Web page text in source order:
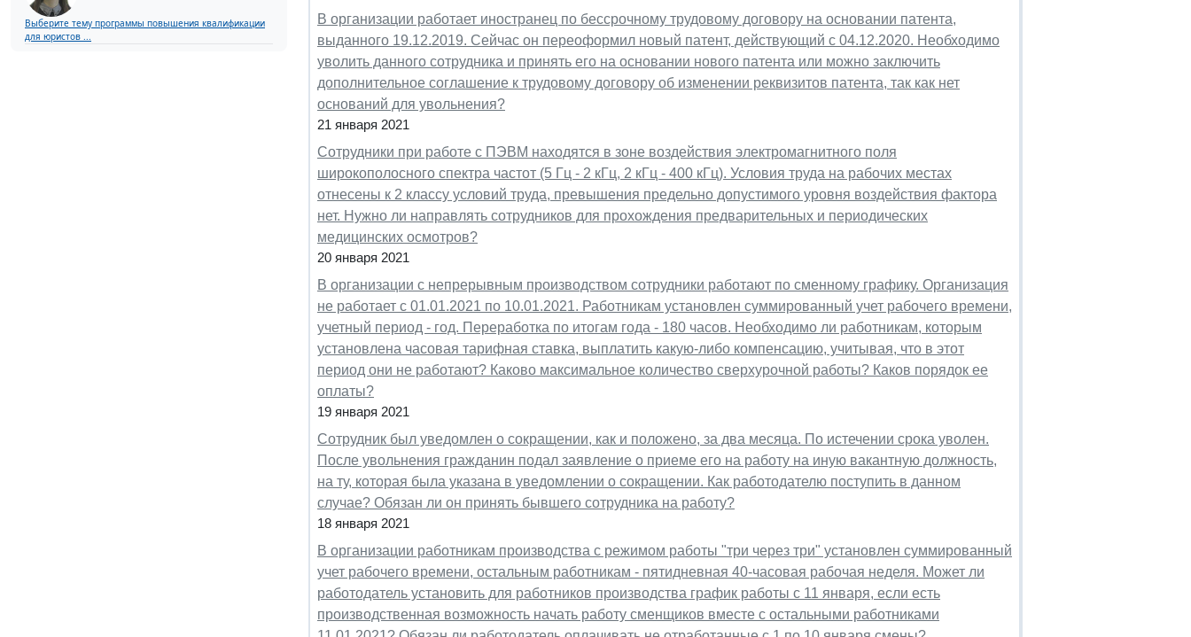
Выберите тему программы повышения квалификации
для юристов ...
В организации работает иностранец по бессрочному трудовому договору на основании патента,
выданного 19.12.2019. Сейчас он переоформил новый патент, действующий с 04.12.2020. Необходимо
уволить данного сотрудника и принять его на основании нового патента или можно заключить
дополнительное соглашение к трудовому договору об изменении реквизитов патента, так как нет
оснований для увольнения?
21 января 2021
Сотрудники при работе с ПЭВМ находятся в зоне воздействия электромагнитного поля
широкополосного спектра частот (5 Гц - 2 кГц, 2 кГц - 400 кГц). Условия труда на рабочих местах
отнесены к 2 классу условий труда, превышения предельно допустимого уровня воздействия фактора
нет. Нужно ли направлять сотрудников для прохождения предварительных и периодических
медицинских осмотров?
20 января 2021
В организации с непрерывным производством сотрудники работают по сменному графику. Организация
не работает с 01.01.2021 по 10.01.2021. Работникам установлен суммированный учет рабочего времени,
учетный период - год. Переработка по итогам года - 180 часов. Необходимо ли работникам, которым
установлена часовая тарифная ставка, выплатить какую-либо компенсацию, учитывая, что в этот
период они не работают? Каково максимальное количество сверхурочной работы? Каков порядок ее
оплаты?
19 января 2021
Сотрудник был уведомлен о сокращении, как и положено, за два месяца. По истечении срока уволен.
После увольнения гражданин подал заявление о приеме его на работу на иную вакантную должность,
на ту, которая была указана в уведомлении о сокращении. Как работодателю поступить в данном
случае? Обязан ли он принять бывшего сотрудника на работу?
18 января 2021
В организации работникам производства с режимом работы "три через три" установлен суммированный
учет рабочего времени, остальным работникам - пятидневная 40-часовая рабочая неделя. Может ли
работодатель установить для работников производства график работы с 11 января, если есть
производственная возможность начать работу сменщиков вместе с остальными работниками